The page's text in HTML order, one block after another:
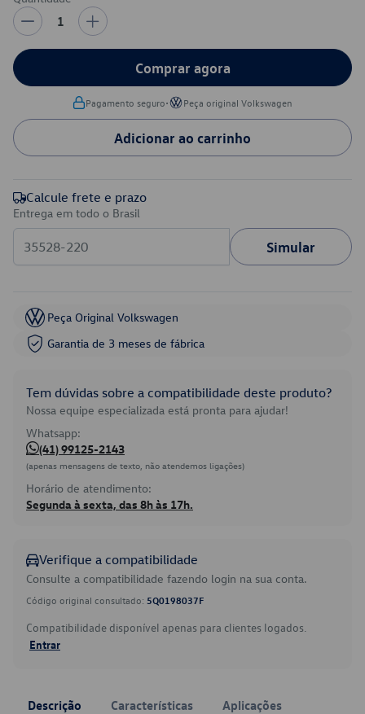
1
Comprar agora
Pagamento seguro• Peça original Volkswagen
Adicionar ao carrinho
Calcule frete e prazo
Entrega em todo o Brasil
Simular
Peça Original Volkswagen
Garantia de 3 meses de fábrica
Tem dúvidas sobre a compatibilidade deste produto?
Nossa equipe especializada está pronta para ajudar!
Whatsapp:
(41) 99125-2143
(apenas mensagens de texto, não atendemos ligações)
Horário de atendimento:
Segunda à sexta, das 8h às 17h.
Verifique a compatibilidade
Consulte a compatibilidade fazendo login na sua conta.
Código original consultado: 5Q0198037F
Compatibilidade disponível apenas para clientes logados.
Entrar
Descrição Características Aplicações